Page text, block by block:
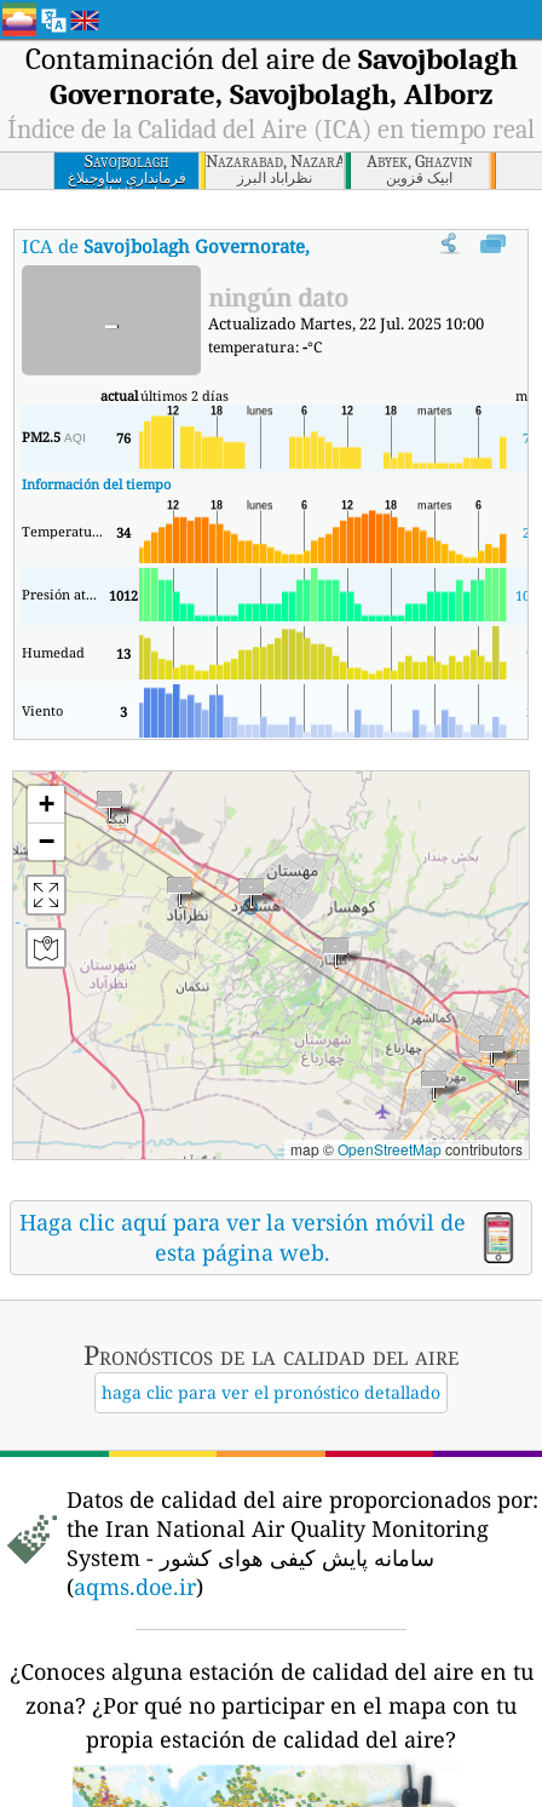
Contaminación del aire de Savojbolagh
Governorate, Savojbolagh, Alborz
Índice de la Calidad del Aire (ICA) en tiempo real
Savojbolagh
Governorate,
Savojbolagh, Alborz
فرمانداری ساوجبلاغ
ساوجبلاغ البرز
Nazarabad, NazarAbad, Alborz
نظرآباد البرز
Abyek, Ghazvin
آبیک قزوین
ICA deSavojbolagh Governorate, Savojbolagh, Alborz:
- ningún dato
Actualizado Martes, 22 Jul. 2025 10:00
temperatura:-°C
actualúltimos 2 días
PM2.5AQI 76 71
Información del tiempo
Temperatura. 34 27
Presión atmosférica 1012
Humedad 13 9
Viento 3 2
+
−
map ©OpenStreetMapcontributors
Haga clic aquí para ver la versión móvil de
esta página web.
Pronósticos de la calidad del aire
haga clic para ver el pronóstico detallado
Datos de calidad del aire proporcionados por:
the Iran National Air Quality Monitoring
System - سامانه پایش کیفی هوای کشور
(aqms.doe.ir)
¿Conoces alguna estación de calidad del aire en tu
zona? ¿Por qué no participar en el mapa con tu
propia estación de calidad del aire?